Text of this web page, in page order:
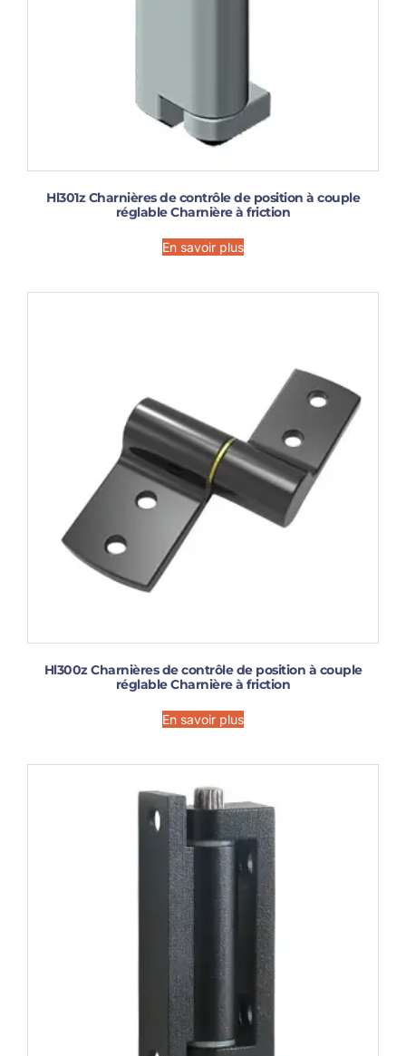
Hl301z Charnières de contrôle de position à couple
réglable Charnière à friction
En savoir plus
Hl300z Charnières de contrôle de position à couple
réglable Charnière à friction
En savoir plus